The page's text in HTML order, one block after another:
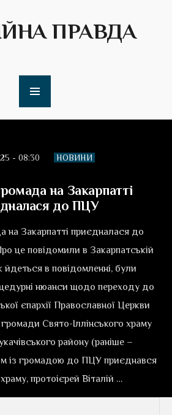
ПРАВДА
- 08:30 НОВИНИ
на Закарпатті
до ПЦУ
Закарпатті приєдналася до
це повідомили в Закарпатській
йдеться в повідомленні, були
нюанси щодо переходу до
єпархії Православної Церкви
громади Свято-Іллінського храму
району (раніше –
із громадою до ПЦУ приєднався
протоієрей Віталій …